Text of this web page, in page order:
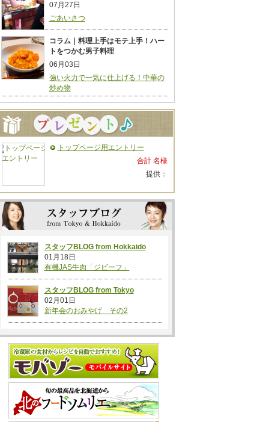
07月27日
ごあいさつ
コラム｜料理上手はモテ上手！ハー
トをつかむ男子料理
06月03日
強い火力で一気に仕上げる！中華の
炒め物
トップページ用エントリー
合計 名様
提供：
スタッフBLOG from Hokkaido
01月18日
有機JAS牛肉「ジビーフ」
スタッフBLOG from Tokyo
02月01日
新年会のおみやげ その2